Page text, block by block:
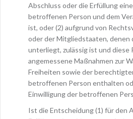
Abschluss oder die Erfüllung
betroffenen Person und dem
ist, oder (2) aufgrund von
oder der Mitgliedstaaten,
unterliegt, zulässig ist und
angemessene Maßnahmen zur
Freiheiten sowie der
betroffenen Person enthalten
Einwilligung der betroffenen
Ist die Entscheidung (1) für den